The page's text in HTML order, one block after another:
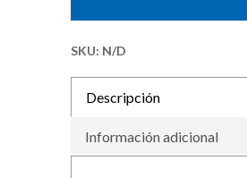
SKU: N/D
Descripción
Información adicional